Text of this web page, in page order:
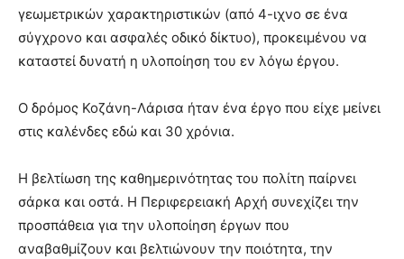
γεωμετρικών χαρακτηριστικών (από 4-ιχνο σε ένα
σύγχρονο και ασφαλές οδικό δίκτυο), προκειμένου να
καταστεί δυνατή η υλοποίηση του εν λόγω έργου.
Ο δρόμος Κοζάνη-Λάρισα ήταν ένα έργο που είχε μείνει
στις καλένδες εδώ και 30 χρόνια.
Η βελτίωση της καθημερινότητας του πολίτη παίρνει
σάρκα και οστά. Η Περιφερειακή Αρχή συνεχίζει την
προσπάθεια για την υλοποίηση έργων που
αναβαθμίζουν και βελτιώνουν την ποιότητα, την